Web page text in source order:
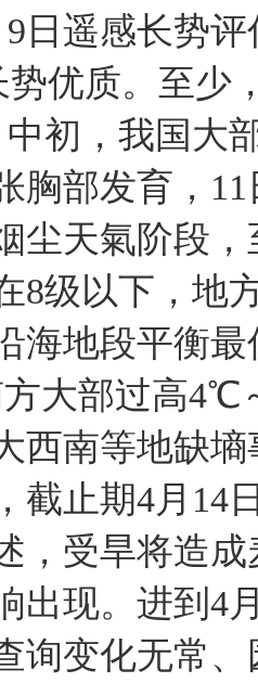
日遥感长势
势优质。至少
初，我国大
胸部发育，
尘天氣阶段
8级以下，地
海地段平衡
大部过高4℃
西南等地缺
截止期4月14
，受旱将造
出现。进到4
询变化无常